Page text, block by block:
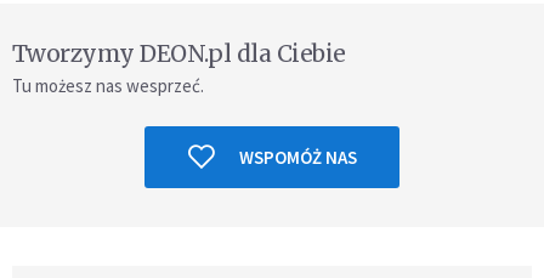
Tworzymy DEON.pl dla Ciebie
Tu możesz nas wesprzeć.
WSPOMÓŻ NAS